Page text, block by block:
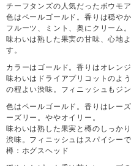
チーフタンズの人気だったボウモ
色はペールゴールド。香りは穏や
フルーツ、ミント、奥にクリーム。
味わいは熟した果実の甘味、心地
す。
カラーはゴールド。香りはオレン
味わいはドライアプリコットのよ
の程よい渋味。フィニッシュもジ
色はペールゴールド。香りはレー
ーズリー。ややオイリー。
味わいは熟した果実と樽のしっか
渋味。フィニッシュはスパイシーで
樽：ホグスヘッド